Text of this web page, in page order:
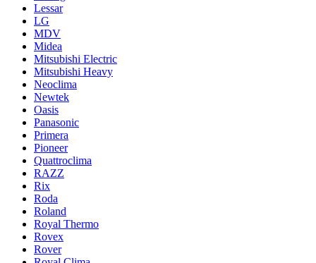
Lessar
LG
MDV
Midea
Mitsubishi Electric
Mitsubishi Heavy
Neoclima
Newtek
Oasis
Panasonic
Primera
Pioneer
Quattroclima
RAZZ
Rix
Roda
Roland
Royal Thermo
Rovex
Rover